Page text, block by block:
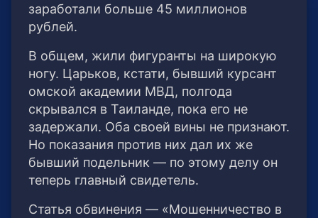
заработали больше 45 миллионов
рублей.
В общем, жили фигуранты на широкую
ногу. Царьков, кстати, бывший курсант
омской академии МВД, полгода
скрывался в Таиланде, пока его не
задержали. Оба своей вины не признают.
Но показания против них дал их же
бывший подельник — по этому делу он
теперь главный свидетель.
Статья обвинения — «Мошенничество в